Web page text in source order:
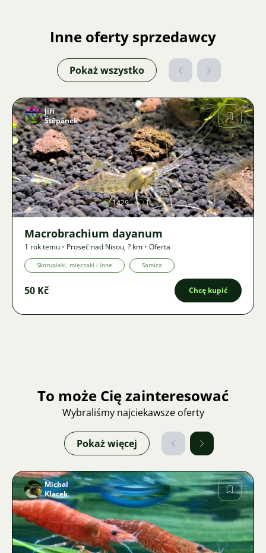
Inne oferty sprzedawcy
Pokaż wszystko
Zdjęcie
Jiří
Štěpánek
1429 1
Macrobrachium dayanum
1 rok temu • Proseč nad Nisou,? km • Oferta
Skorupiaki, mięczaki i inne Samica
50 Kč Chcę kupić
To może Cię zainteresować
Wybraliśmy najciekawsze oferty
Pokaż więcej
Zdjęcie
Michal
Klacek